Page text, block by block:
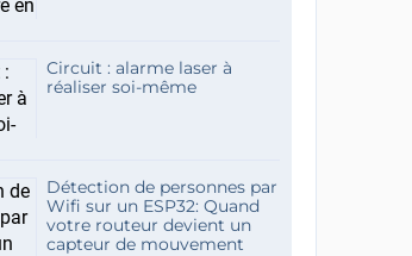
Circuit : alarme laser à
réaliser soi-même
Détection de personnes par
Wifi sur un ESP32: Quand
votre routeur devient un
capteur de mouvement